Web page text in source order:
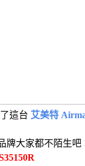
這台 艾美特
牌大家都不陌生吧